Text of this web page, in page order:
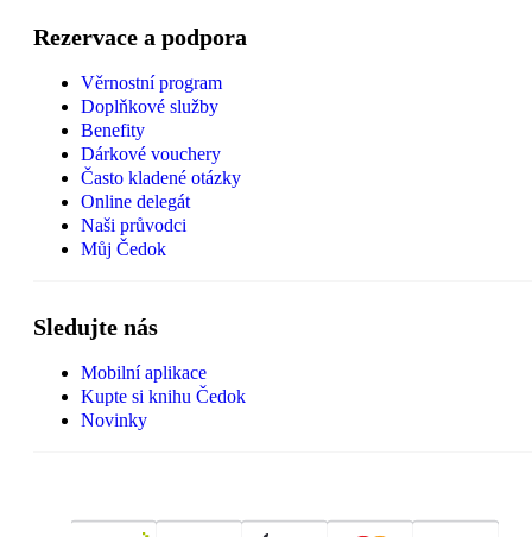
Rezervace a podpora
Věrnostní program
Doplňkové služby
Benefity
Dárkové vouchery
Často kladené otázky
Online delegát
Naši průvodci
Můj Čedok
Sledujte nás
Mobilní aplikace
Kupte si knihu Čedok
Novinky